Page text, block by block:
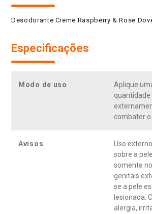
Desodorante Creme Raspberry & Rose
Especificações
Modo de uso
Aplique
quantidade
combater o
Avisos
Uso
sobre a
somente
genitais
se a pele
lesionada.
alergia,